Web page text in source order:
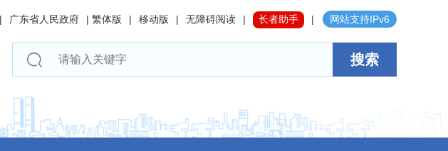
| 广东省人民政府 | 繁体版 | 移动版 | 无障碍阅读 | 长者助手 | 网站支持IPv6
搜索